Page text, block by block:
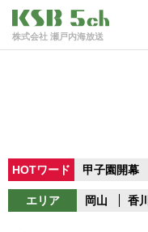
株式会社 瀬戸内海放送
HOTワード 甲子園開幕
エリア 岡山 香川